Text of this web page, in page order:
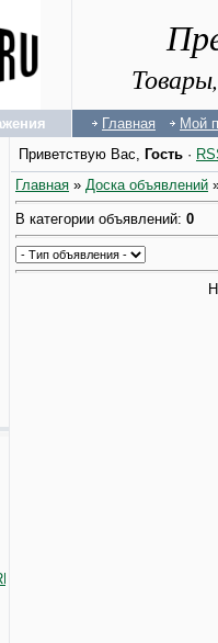
Главная Мой
Приветствую Вас, Гость ·
Главная » Доска объявлений
В категории объявлений: 0